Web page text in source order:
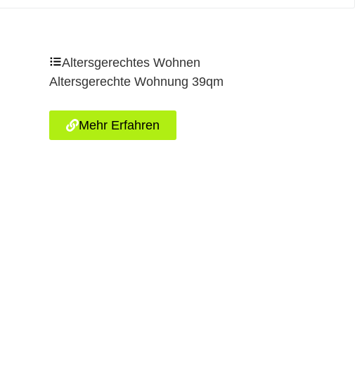
Altersgerechtes Wohnen
Altersgerechte Wohnung 39qm
Mehr Erfahren